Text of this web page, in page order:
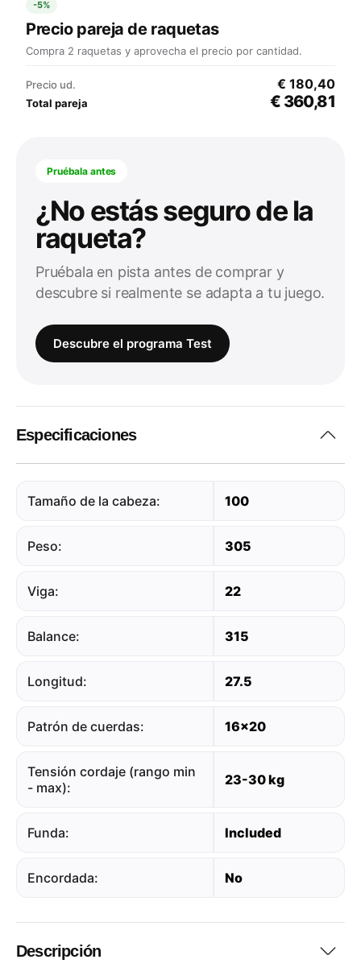
-5%
Precio pareja de raquetas
Compra 2 raquetas y aprovecha el precio por cantidad.
Precio ud. € 180,40
Total pareja € 360,81
Pruébala antes
¿No estás seguro de la
raqueta?
Pruébala en pista antes de comprar y
descubre si realmente se adapta a tu juego.
Descubre el programa Test
Especificaciones
Tamaño de la cabeza: 100
Peso: 305
Viga: 22
Balance: 315
Longitud: 27.5
Patrón de cuerdas: 16x20
Tensión cordaje (rango min
- max):
23-30 kg
Funda: Included
Encordada: No
Descripción